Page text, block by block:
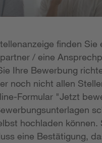
finden Sie
/ eine
Ihre Bewerbung
noch nicht allen
Formular "Jetzt
hochladen können.
eine Bestätigung,